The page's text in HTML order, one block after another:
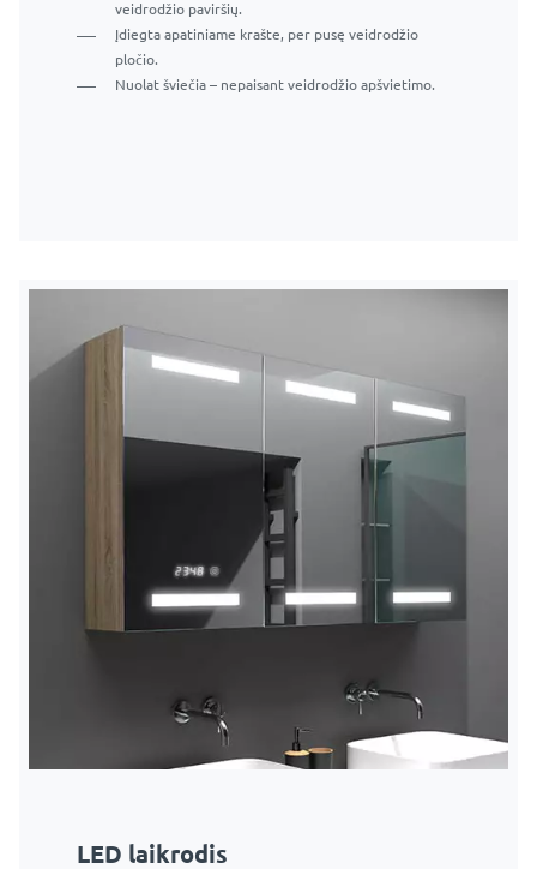
veidrodžio paviršių.
Įdiegta apatiniame krašte, per pusę veidrodžio
pločio.
Nuolat šviečia – nepaisant veidrodžio apšvietimo.
Įdiegta apatiniame krašte, per pusę veidrodžio
pločio.
Nuolat šviečia – nepaisant veidrodžio apšvietimo.
Trumpi paspaudimai įjungiami ir išjungiami.
Įdiegta veidrodžio priekyje, apatiniame krašte.
Apšvietimas įjungiamas perkeliant ranką prieš jutiklį.
Paspauskite ir palaikykite jungiklį, kad
pritemdytumėte arba pašviesintumėte apšvietimą
LED laikrodis